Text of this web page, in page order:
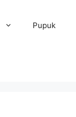
Pupuk